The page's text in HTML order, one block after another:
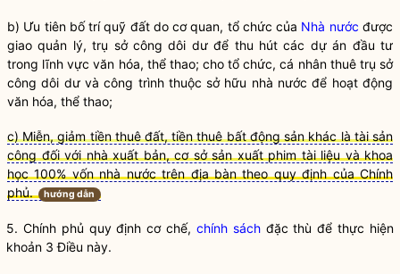
b) Ưu tiên bố trí quỹ đất do cơ quan, tổ chức của Nhà nước được
giao quản lý, trụ sở công dôi dư để thu hút các dự án đầu tư
trong lĩnh vực văn hóa, thể thao; cho tổ chức, cá nhân thuê trụ sở
công dôi dư và công trình thuộc sở hữu nhà nước để hoạt động
văn hóa, thể thao;
c) Miễn, giảm tiền thuê đất, tiền thuê bất động sản khác là tài sản
công đối với nhà xuất bản, cơ sở sản xuất phim tài liệu và khoa
học 100% vốn nhà nước trên địa bàn theo quy định của Chính
phủ.
hướng dẫn
5. Chính phủ quy định cơ chế, chính sáchđặc thù để thực hiện
khoản 3 Điều này.